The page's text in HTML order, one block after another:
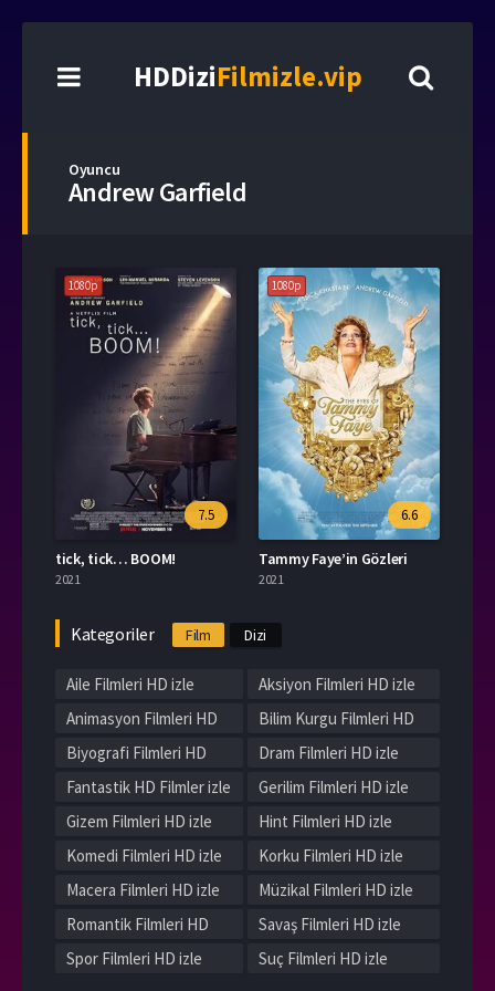
HDDiziFilmizle.vip
Oyuncu
Andrew Garfield
1080p
7.5
tick, tick… BOOM!
2021
1080p
6.6
Tammy Faye’in Gözleri
2021
Kategoriler Film Dizi
Aile Filmleri HD izle
Aksiyon Filmleri HD izle
Animasyon Filmleri HD
izle
Bilim Kurgu Filmleri HD
izle
Biyografi Filmleri HD
izle
Dram Filmleri HD izle
Fantastik HD Filmler izle
Gerilim Filmleri HD izle
Gizem Filmleri HD izle
Hint Filmleri HD izle
Komedi Filmleri HD izle
Korku Filmleri HD izle
Macera Filmleri HD izle
Müzikal Filmleri HD izle
Romantik Filmleri HD
izle
Savaş Filmleri HD izle
Spor Filmleri HD izle
Suç Filmleri HD izle